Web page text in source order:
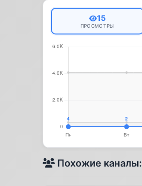
15
ПРОСМОТРЫ
Похожие каналы: